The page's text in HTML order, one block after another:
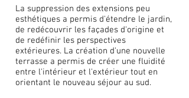
La suppression des extensions peu
esthétiques a permis d'étendre le jardin,
de redécouvrir les façades d'origine et
de redéfinir les perspectives
extérieures. La création d'une nouvelle
terrasse a permis de créer une fluidité
entre l'intérieur et l'extérieur tout en
orientant le nouveau séjour au sud.